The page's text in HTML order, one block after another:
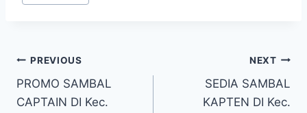
PREVIOUS
PROMO SAMBAL
CAPTAIN DI Kec.
NEXT
SEDIA SAMBAL
KAPTEN DI Kec.